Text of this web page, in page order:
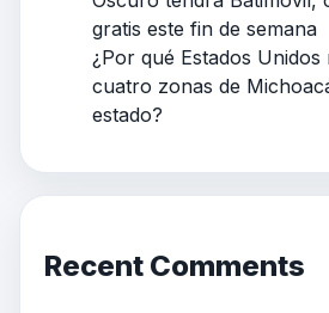
gratis este fin de semana
¿Por qué Estados
cuatro zonas de
estado?
Recent Comments